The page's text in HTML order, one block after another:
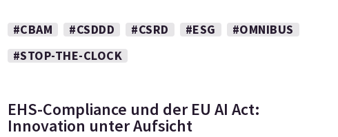
#CBAM #CSDDD #CSRD #ESG
#OMNIBUS
#STOP-THE-CLOCK
EHS-Compliance und der EU AI Act:
Innovation unter Aufsicht